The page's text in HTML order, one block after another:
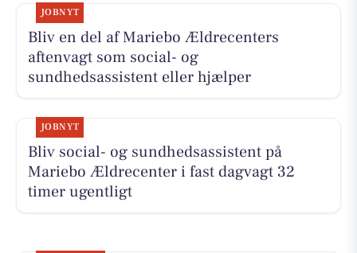
JOBNYT
Bliv en del af Mariebo Ældrecenters
aftenvagt som social- og
sundhedsassistent eller hjælper
JOBNYT
Bliv social- og sundhedsassistent på
Mariebo Ældrecenter i fast dagvagt 32
timer ugentligt